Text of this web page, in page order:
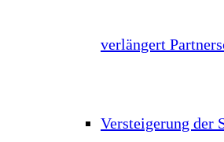
verlängert
Versteigerung der